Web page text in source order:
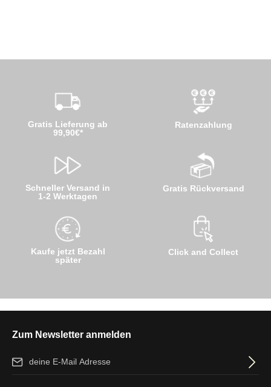
Gratis Lieferung ab
99,90€*
Schneller Versand in
1-2 Werktagen
Kaufe jetzt Bezahl
später
Ratenzahlung
Gratis Rückversand
Click and Collect
Zum Newsletter anmelden
E-Mail-Adresse*